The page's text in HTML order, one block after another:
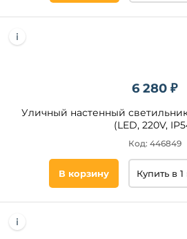
6 280 ₽
Уличный настенный
(LED, 220V,
Код: 446849
В корзину Купить в